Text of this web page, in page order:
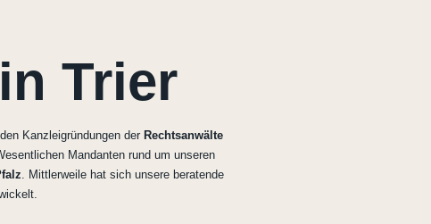
Trier
Kanzleigründungen der Recht­sanwälte
Mandanten rund um unseren
. Mittlerweile hat sich unsere beratende